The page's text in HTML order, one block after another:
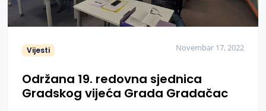
Vijesti Novembar 17, 2022
Održana 19. redovna sjednica
Gradskog vijeća Grada Gradačac